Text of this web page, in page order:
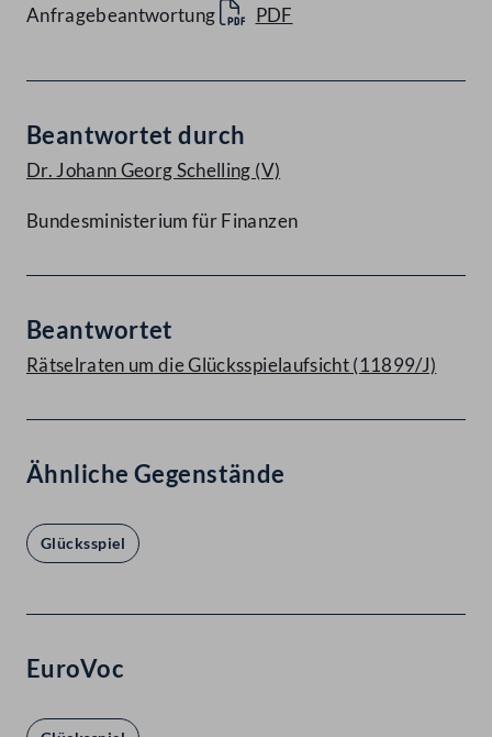
Anfragebeantwortung PDF
Beantwortet durch
Dr. Johann Georg Schelling (V)
Bundesministerium für Finanzen
Beantwortet
Rätselraten um die Glücksspielaufsicht (11899/J)
Ähnliche Gegenstände
Glücksspiel
EuroVoc